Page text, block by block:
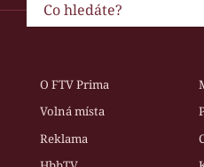
O FTV Prima
Volná místa
Reklama